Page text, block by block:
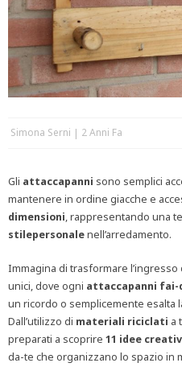
Simona Serni 2 Anni Fa
Gli attaccapanni sono semplici
mantenere in ordine giacche e
dimensioni, rappresentando una
stilepersonalenell’arredamento.
Immagina di trasformare
unici, dove ogni attaccapanni fai-
un ricordo o semplicemente esalta
Dall’utilizzo di materiali riciclati a
preparati a scoprire 11 idee
da-te che organizzano lo spazio in